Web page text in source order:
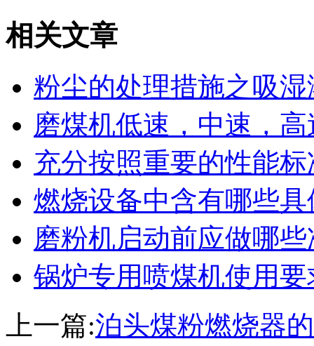
相关文章
粉尘的处理措施之吸
磨煤机低速，中速，
充分按照重要的性能
燃烧设备中含有哪些
磨粉机启动前应做哪
锅炉专用喷煤机使用
上一篇:泊头煤粉燃烧器